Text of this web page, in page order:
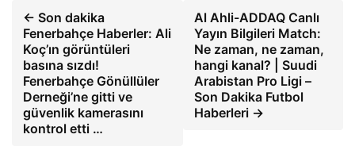
← Son dakika
Fenerbahçe Haberler: Ali
Koç’ın görüntüleri
basına sızdı!
Fenerbahçe Gönüllüler
Derneği’ne gitti ve
güvenlik kamerasını
kontrol etti …
Al Ahli-ADDAQ Canlı
Yayın Bilgileri Match:
Ne zaman, ne zaman,
hangi kanal? | Suudi
Arabistan Pro Ligi –
Son Dakika Futbol
Haberleri →